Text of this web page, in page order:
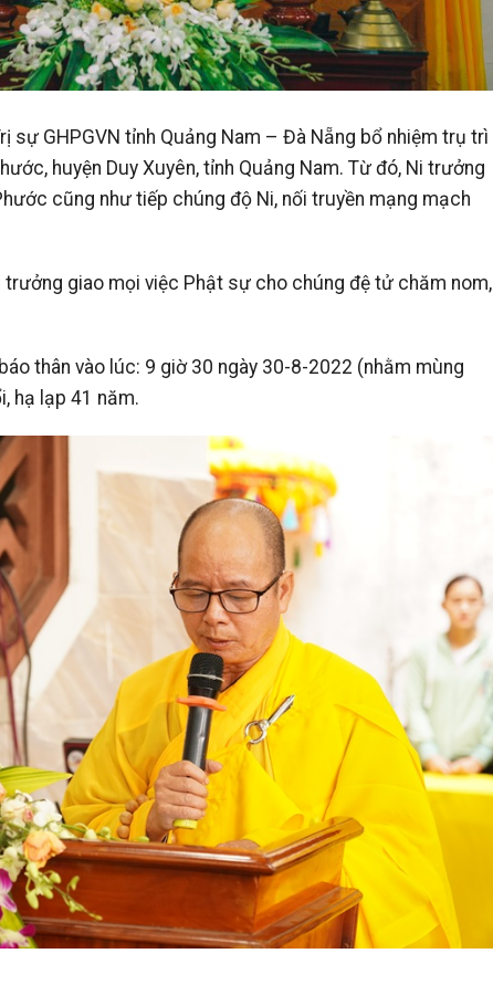
sự GHPGVN tỉnh Quảng Nam – Đà Nẵng bổ nhiệm trụ trì
huyện Duy Xuyên, tỉnh Quảng Nam. Từ đó, Ni trưởng
cũng như tiếp chúng độ Ni, nối truyền mạng mạch
trưởng giao mọi việc Phật sự cho chúng đệ tử chăm nom,
thân vào lúc: 9 giờ 30 ngày 30-8-2022 (nhằm mùng
hạ lạp 41 năm.